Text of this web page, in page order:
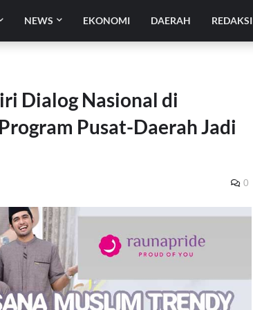
NEWS EKONOMI DAERAH REDAKSI
Dialog Nasional di
Pusat-Daerah Jadi
0